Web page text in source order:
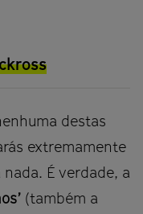
destas
extremamente
É verdade, a
(também a